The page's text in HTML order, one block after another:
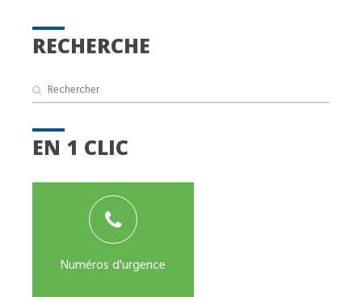
RECHERCHE
EN 1 CLIC
Numéros d'urgence